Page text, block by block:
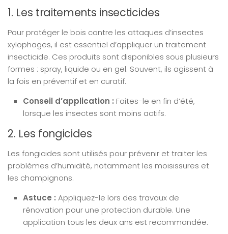
1. Les traitements insecticides
Pour protéger le bois contre les attaques d’insectes
xylophages, il est essentiel d’appliquer un traitement
insecticide. Ces produits sont disponibles sous plusieurs
formes : spray, liquide ou en gel. Souvent, ils agissent à
la fois en préventif et en curatif.
Conseil d’application : Faites-le en fin d’été,
lorsque les insectes sont moins actifs.
2. Les fongicides
Les fongicides sont utilisés pour prévenir et traiter les
problèmes d’humidité, notamment les moisissures et
les champignons.
Astuce : Appliquez-le lors des travaux de
rénovation pour une protection durable. Une
application tous les deux ans est recommandée.